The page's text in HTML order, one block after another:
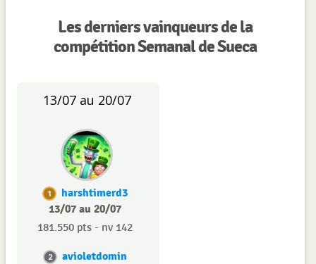
Les derniers vainqueurs de la
compétition Semanal de Sueca
13/07 au 20/07
1
harshtimerd3
13/07 au 20/07
181.550 pts - nv 142
2 avioletdomin